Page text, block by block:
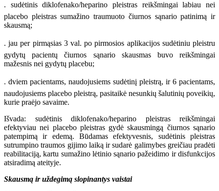
. sudėtinis diklofenako/heparino pleistras reikšmingai labiau nei
placebo pleistras sumažino traumuoto čiurnos sąnario patinimą ir
skausmą;
. jau per pirmąsias 3 val. po pirmosios aplikacijos sudėtiniu pleistru
gydytų pacientų čiurnos sąnario skausmas buvo reikšmingai
mažesnis nei gydytų placebu;
. dviem pacientams, naudojusiems sudėtinį pleistrą, ir 6 pacientams,
naudojusiems placebo pleistrą, pasitaikė nesunkių šalutinių poveikių,
kurie praėjo savaime.
Išvada: sudėtinis diklofenako/heparino pleistras reikšmingai
efektyviau nei placebo pleistras gydė skausmingą čiurnos sąnario
patempimą ir edemą. Būdamas efektyvesnis, sudėtinis pleistras
sutrumpino traumos gijimo laiką ir sudarė galimybes greičiau pradėti
reabilitaciją, kartu sumažino lėtinio sąnario pažeidimo ir disfunkcijos
atsiradimą ateityje.
Skausmą ir uždegimą slopinantys vaistai